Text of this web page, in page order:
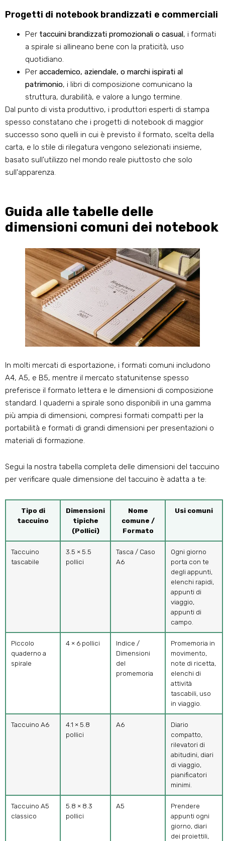
Progetti di notebook brandizzati e commerciali
Per taccuini brandizzati promozionali o casual , i formati
a spirale si allineano bene con la praticità, uso
quotidiano.
Per accademico, aziendale, o marchi ispirati al
patrimonio, i libri di composizione comunicano la
struttura, durabilità, e valore a lungo termine.
Dal punto di vista produttivo, i produttori esperti di stampa
spesso constatano che i progetti di notebook di maggior
successo sono quelli in cui è previsto il formato, scelta della
carta, e lo stile di rilegatura vengono selezionati insieme,
basato sull'utilizzo nel mondo reale piuttosto che solo
sull'apparenza.
Guida alle tabelle delle
dimensioni comuni dei notebook
In molti mercati di esportazione, i formati comuni includono
A4, A5, e B5, mentre il mercato statunitense spesso
preferisce il formato lettera e le dimensioni di composizione
standard. I quaderni a spirale sono disponibili in una gamma
più ampia di dimensioni, compresi formati compatti per la
portabilità e formati di grandi dimensioni per presentazioni o
materiali di formazione.
Segui la nostra tabella completa delle dimensioni del taccuino
per verificare quale dimensione del taccuino è adatta a te:
Tipo di
taccuino
Dimensioni
tipiche
(Pollici)
Nome
comune /
Formato
Usi comuni
Taccuino
tascabile
3.5 × 5.5
pollici
Tasca / Caso
A6
Ogni giorno
porta con te
degli appunti,
elenchi rapidi,
appunti di
viaggio,
appunti di
campo.
Piccolo
quaderno a
spirale
4 × 6 pollici
Indice /
Dimensioni
del
promemoria
Promemoria in
movimento,
note di ricetta,
elenchi di
attività
tascabili, uso
in viaggio.
Taccuino A6
4.1 × 5.8
pollici
A6
Diario
compatto,
rilevatori di
abitudini, diari
di viaggio,
pianificatori
minimi.
Taccuino A5
classico
5.8 × 8.3
pollici
A5
Prendere
appunti ogni
giorno, diari
dei proiettili,